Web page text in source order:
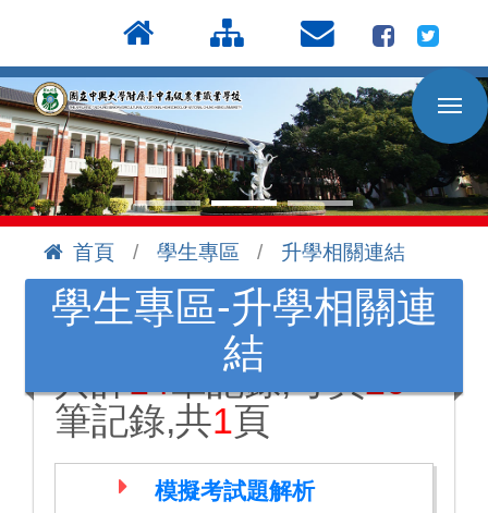
到
主
要
內
容
區
首頁 學生專區
升學相關連結
學生專區-升學相關連
結
共計14筆記錄,每頁20
筆記錄,共1頁
模擬考試題解析